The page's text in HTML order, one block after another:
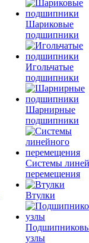
Шариковые
подшипники
Игольчатые
подшипники
Шарнирные
подшипники
Системы
перемещения
Втулки
узлы